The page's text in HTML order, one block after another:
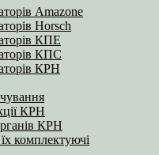
Amazone
Horsch
КПЕ
КПС
КРН
КРН
КРН
комплектуючі